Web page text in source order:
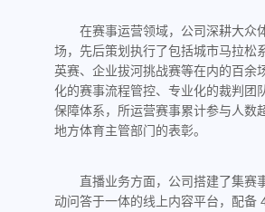
在赛事运营领域，公司深耕大众
场，先后策划执行了包括城市马拉松
英赛、企业拔河挑战赛等在内的百余
化的赛事流程管控、专业化的裁判团
保障体系，所运营赛事累计参与人数
地方体育主管部门的表彰。
直播业务方面，公司搭建了集赛
动问答于一体的线上内容平台，配备